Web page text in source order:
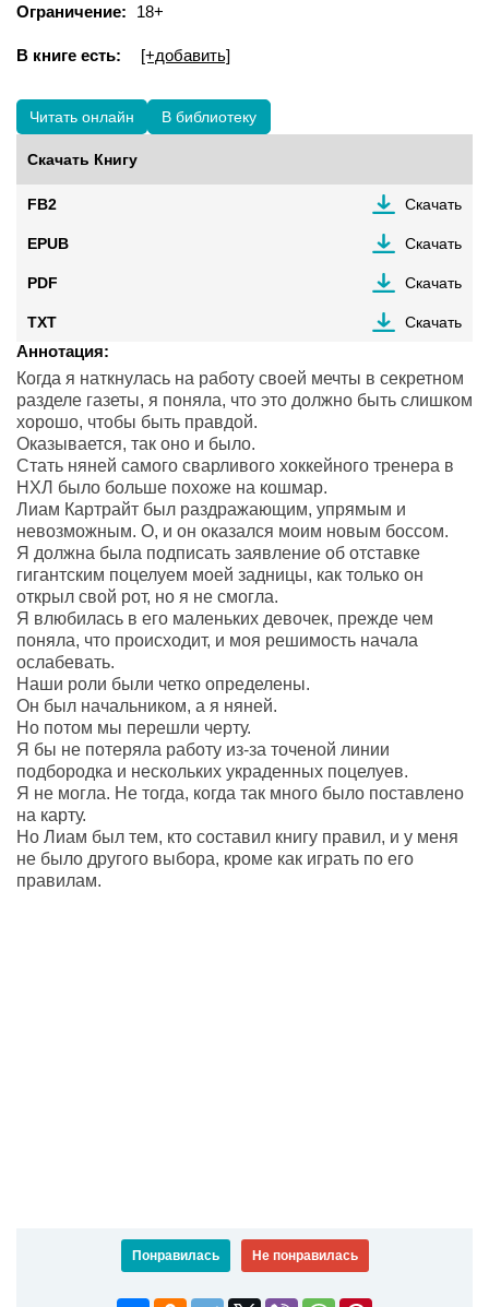
Ограничение: 18+
В книге есть: [+добавить]
Читать онлайн В библиотеку
Скачать Книгу
FB2 Скачать
EPUB Скачать
PDF Скачать
TXT Скачать
Аннотация:
Когда я наткнулась на работу своей мечты в секретном
разделе газеты, я поняла, что это должно быть слишком
хорошо, чтобы быть правдой.
Оказывается, так оно и было.
Стать няней самого сварливого хоккейного тренера в
НХЛ было больше похоже на кошмар.
Лиам Картрайт был раздражающим, упрямым и
невозможным. О, и он оказался моим новым боссом.
Я должна была подписать заявление об отставке
гигантским поцелуем моей задницы, как только он
открыл свой рот, но я не смогла.
Я влюбилась в его маленьких девочек, прежде чем
поняла, что происходит, и моя решимость начала
ослабевать.
Наши роли были четко определены.
Он был начальником, а я няней.
Но потом мы перешли черту.
Я бы не потеряла работу из-за точеной линии
подбородка и нескольких украденных поцелуев.
Я не могла. Не тогда, когда так много было поставлено
на карту.
Но Лиам был тем, кто составил книгу правил, и у меня
не было другого выбора, кроме как играть по его
правилам.
Понравилась Не понравилась